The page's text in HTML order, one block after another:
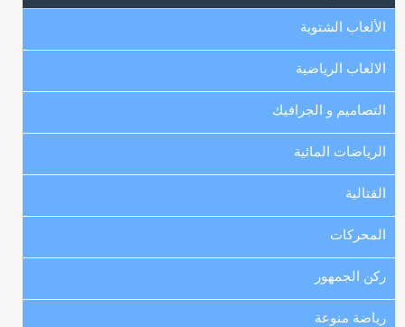
الألعاب الشتوية
الالعاب الرياضية
التصاميم و الجرافيك
الرياضات المائية
القتالية
المحركات
ركن الجمهور
رياضة منوعة